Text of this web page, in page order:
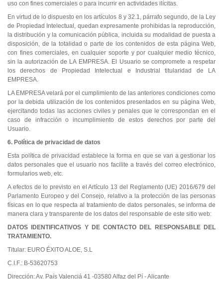
uso con fines comerciales o para incurrir en actividades ilícitas.
En virtud de lo dispuesto en los artículos 8 y 32.1, párrafo segundo, de la Ley
de Propiedad Intelectual, quedan expresamente prohibidas la reproducción,
la distribución y la comunicación pública, incluida su modalidad de puesta a
disposición, de la totalidad o parte de los contenidos de esta página Web,
con fines comerciales, en cualquier soporte y por cualquier medio técnico,
sin la autorización de LA EMPRESA. El Usuario se compromete a respetar
los derechos de Propiedad Intelectual e Industrial titularidad de LA
EMPRESA.
LA EMPRESA velará por el cumplimiento de las anteriores condiciones como
por la debida utilización de los contenidos presentados en su página Web,
ejercitando todas las acciones civiles y penales que le correspondan en el
caso de infracción o incumplimiento de estos derechos por parte del
Usuario.
6. Política de privacidad de datos
Esta política de privacidad establece la forma en que se van a gestionar los
datos personales que el usuario nos facilite a través del correo electrónico,
formularios web, etc.
A efectos de lo previsto en el Artículo 13 del Reglamento (UE) 2016/679 del
Parlamento Europeo y del Consejo, relativo a la protección de las personas
físicas en lo que respecta al tratamiento de datos personales, se informa de
manera clara y transparente de los datos del responsable de este sitio web:
DATOS IDENTIFICATIVOS Y DE CONTACTO DEL RESPONSABLE DEL
TRATAMIENTO.
Titular: EURO ÉXITO ALOE, S.L
C.I.F.: B-53620753
Dirección: Av. País Valenciá 41 -03580 Alfaz del Pí - Alicante